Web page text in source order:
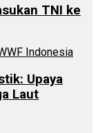
TNI ke
Upaya
Laut